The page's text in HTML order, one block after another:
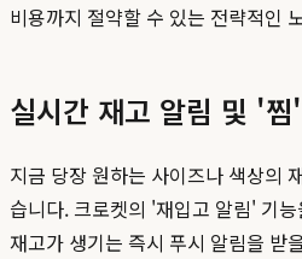
비용까지 절약할 수 있는 전략적인
실시간 재고 알림 및 '
지금 당장 원하는 사이즈나 색상의
습니다. 크로켓의 '재입고 알림' 기
재고가 생기는 즉시 푸시 알림을 받